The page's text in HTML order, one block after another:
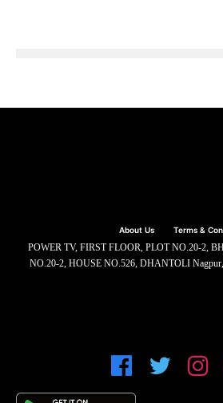
About Us Terms &
POWER TV, FIRST FLOOR, PLOT NO.20-2,
NO.20-2, HOUSE NO.526, DHANTOLI Nagpur,